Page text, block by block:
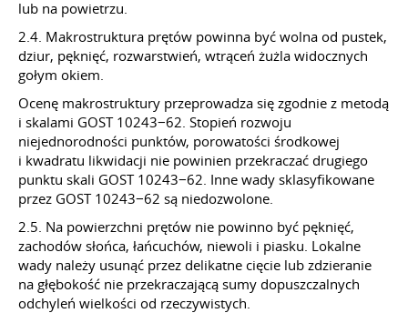
lub na powietrzu.
2.4. Makrostruktura prętów powinna być wolna od pustek,
dziur, pęknięć, rozwarstwień, wtrąceń żużla widocznych
gołym okiem.
Ocenę makrostruktury przeprowadza się zgodnie z metodą
i skalami GOST 10243−62. Stopień rozwoju
niejednorodności punktów, porowatości środkowej
i kwadratu likwidacji nie powinien przekraczać drugiego
punktu skali GOST 10243−62. Inne wady sklasyfikowane
przez GOST 10243−62 są niedozwolone.
2.5. Na powierzchni prętów nie powinno być pęknięć,
zachodów słońca, łańcuchów, niewoli i piasku. Lokalne
wady należy usunąć przez delikatne cięcie lub zdzieranie
na głębokość nie przekraczającą sumy dopuszczalnych
odchyleń wielkości od rzeczywistych.